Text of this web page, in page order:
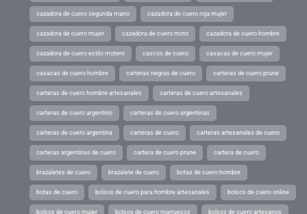
cazadora de cuero segunda mano cazadora de cuero roja mujer
cazadora de cuero mujer cazadora de cuero moto cazadora de cuero hombre
cazadora de cuero estilo motero cascos de cuero casacas de cuero mujer
casacas de cuero hombre carteras negras de cuero carteras de cuero prune
carteras de cuero hombre artesanales carteras de cuero artesanales
carteras de cuero argentino carteras de cuero argentinas
carteras de cuero argentina carteras de cuero carteras artesanales de cuero
carteras argentinas de cuero cartera de cuero prune cartera de cuero
brazaletes de cuero brazalete de cuero botas de cuero hombre
botas de cuero bolsos de cuero para hombre artesanales bolsos de cuero online
bolsos de cuero mujer bolsos de cuero marruecos bolsos de cuero artesanos